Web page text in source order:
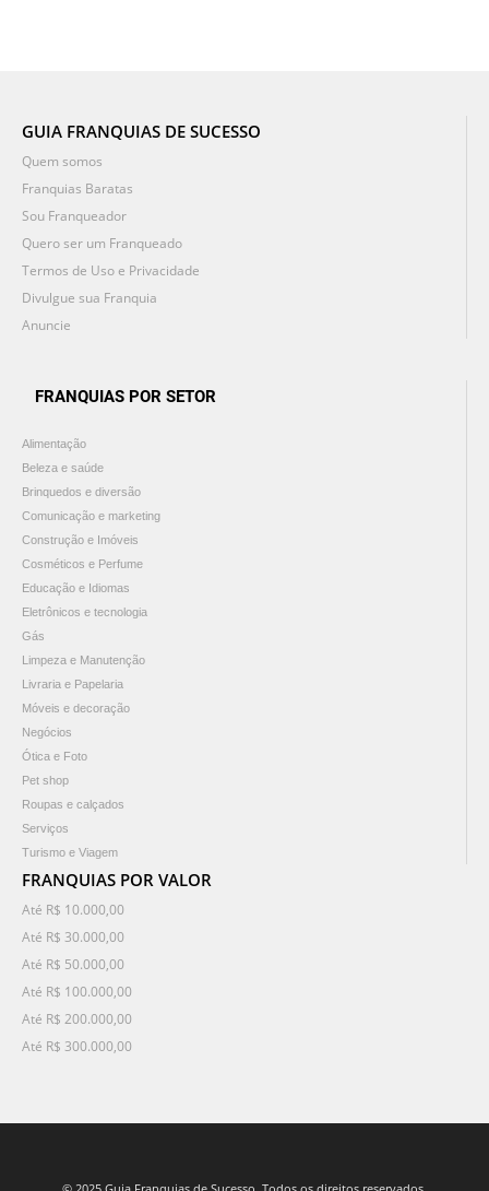
GUIA FRANQUIAS DE SUCESSO
Quem somos
Franquias Baratas
Sou Franqueador
Quero ser um Franqueado
Termos de Uso e Privacidade
Divulgue sua Franquia
Anuncie
FRANQUIAS POR SETOR
Alimentação
Beleza e saúde
Brinquedos e diversão
Comunicação e marketing
Construção e Imóveis
Cosméticos e Perfume
Educação e Idiomas
Eletrônicos e tecnologia
Gás
Limpeza e Manutenção
Livraria e Papelaria
Móveis e decoração
Negócios
Ótica e Foto
Pet shop
Roupas e calçados
Serviços
Turismo e Viagem
FRANQUIAS POR VALOR
Até R$ 10.000,00
Até R$ 30.000,00
Até R$ 50.000,00
Até R$ 100.000,00
Até R$ 200.000,00
Até R$ 300.000,00